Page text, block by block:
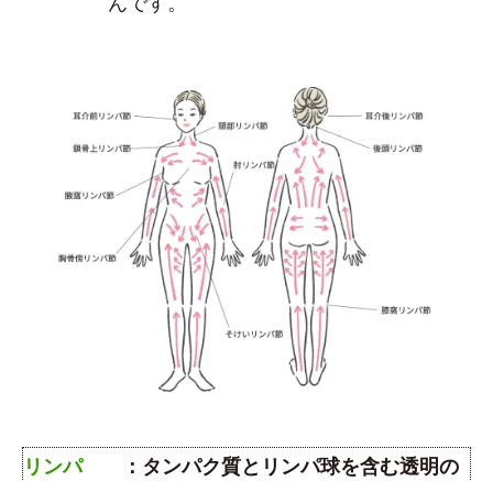
リンパ：タンパク質とリンパ球を含む透明の